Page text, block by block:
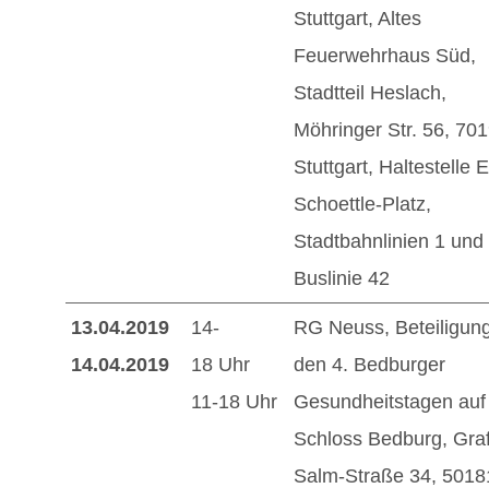
Stuttgart, Altes
Feuerwehrhaus Süd,
Stadtteil Heslach,
Möhringer Str. 56,
Stuttgart, Haltestelle
Schoettle-Platz,
Stadtbahnlinien 1 und
Buslinie 42
13.04.2019
14.04.2019
14-
18 Uhr
11-18 Uhr
RG Neuss,
den 4. Bedburger
Gesundheitstagen auf
Schloss Bedburg,
Salm-Straße 34,